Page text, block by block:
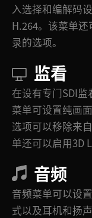
入选择和编解码
H.264。该菜单
录的选项。
监看
在设有专门SDI
菜单可设置纯画
选项可以移除来
单还可以启用3D
音频
音频菜单可以设
式以及耳机和扬